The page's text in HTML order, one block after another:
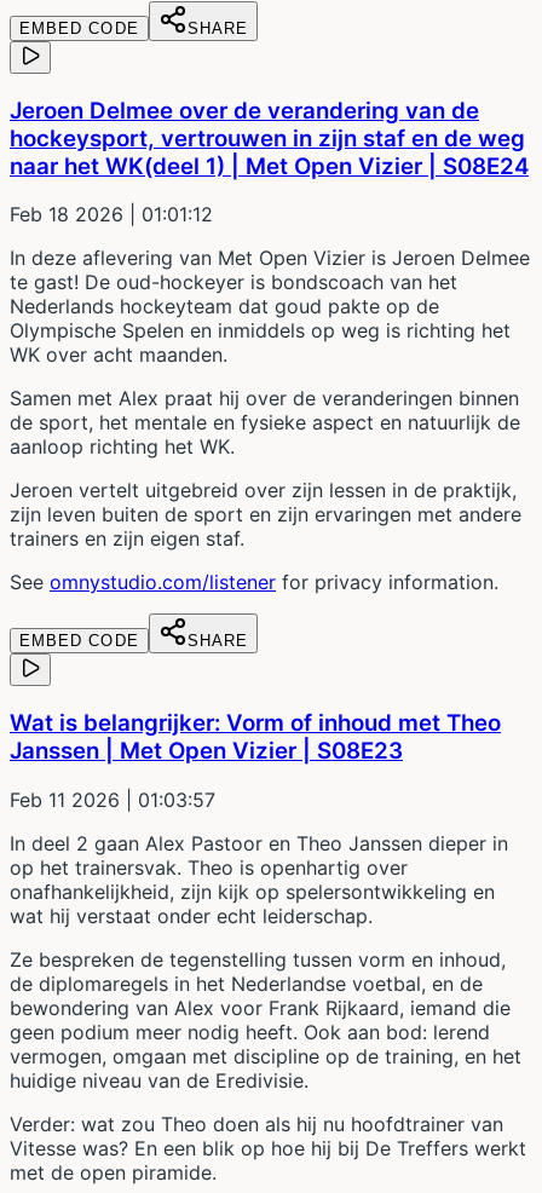
EMBED CODE SHARE
Jeroen Delmee over de verandering van de
hockeysport, vertrouwen in zijn staf en de weg
naar het WK(deel 1) | Met Open Vizier | S08E24
Feb 18 2026 | 01:01:12
In deze aflevering van Met Open Vizier is Jeroen Delmee
te gast! De oud-hockeyer is bondscoach van het
Nederlands hockeyteam dat goud pakte op de
Olympische Spelen en inmiddels op weg is richting het
WK over acht maanden.
Samen met Alex praat hij over de veranderingen binnen
de sport, het mentale en fysieke aspect en natuurlijk de
aanloop richting het WK.
Jeroen vertelt uitgebreid over zijn lessen in de praktijk,
zijn leven buiten de sport en zijn ervaringen met andere
trainers en zijn eigen staf.
See omnystudio.com/listener for privacy information.
EMBED CODE SHARE
Wat is belangrijker: Vorm of inhoud met Theo
Janssen | Met Open Vizier | S08E23
Feb 11 2026 | 01:03:57
In deel 2 gaan Alex Pastoor en Theo Janssen dieper in
op het trainersvak. Theo is openhartig over
onafhankelijkheid, zijn kijk op spelersontwikkeling en
wat hij verstaat onder echt leiderschap.
Ze bespreken de tegenstelling tussen vorm en inhoud,
de diplomaregels in het Nederlandse voetbal, en de
bewondering van Alex voor Frank Rijkaard, iemand die
geen podium meer nodig heeft. Ook aan bod: lerend
vermogen, omgaan met discipline op de training, en het
huidige niveau van de Eredivisie.
Verder: wat zou Theo doen als hij nu hoofdtrainer van
Vitesse was? En een blik op hoe hij bij De Treffers werkt
met de open piramide.